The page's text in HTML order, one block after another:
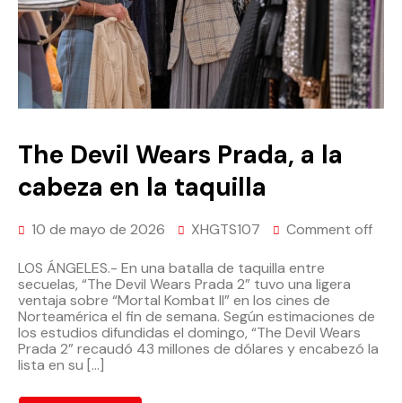
The Devil Wears Prada, a la
cabeza en la taquilla
10 de mayo de 2026 XHGTS107 Comment off
LOS ÁNGELES.- En una batalla de taquilla entre
secuelas, “The Devil Wears Prada 2” tuvo una ligera
ventaja sobre “Mortal Kombat II” en los cines de
Norteamérica el fin de semana. Según estimaciones de
los estudios difundidas el domingo, “The Devil Wears
Prada 2” recaudó 43 millones de dólares y encabezó la
lista en su […]